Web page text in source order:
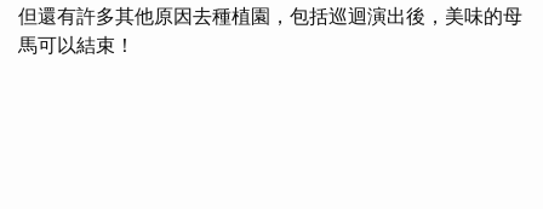
但還有許多其他原因去種植園，包括巡迴演出後，美味的母
馬可以結束！